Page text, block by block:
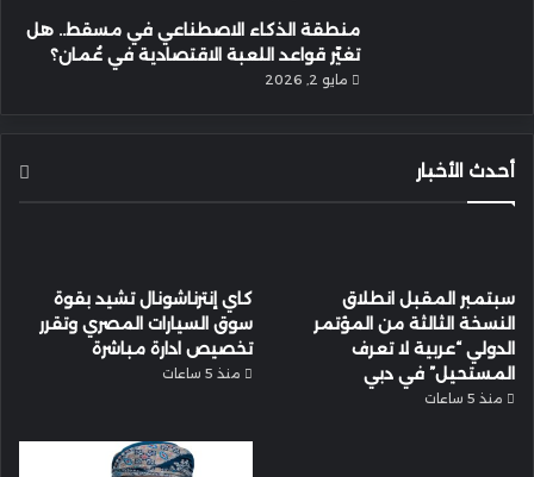
منطقة الذكاء الاصطناعي في مسقط.. هل
تغيّر قواعد اللعبة الاقتصادية في عُمان؟
مايو 2, 2026
أحدث الأخبار
سبتمبر المقبل انطلاق
النسخة الثالثة من المؤتمر
الدولي “عربية لا تعرف
المستحيل” في دبي
منذ 5 ساعات
كاي إنترناشونال تشيد بقوة
سوق السيارات المصري وتقرر
تخصيص ادارة مباشرة
منذ 5 ساعات